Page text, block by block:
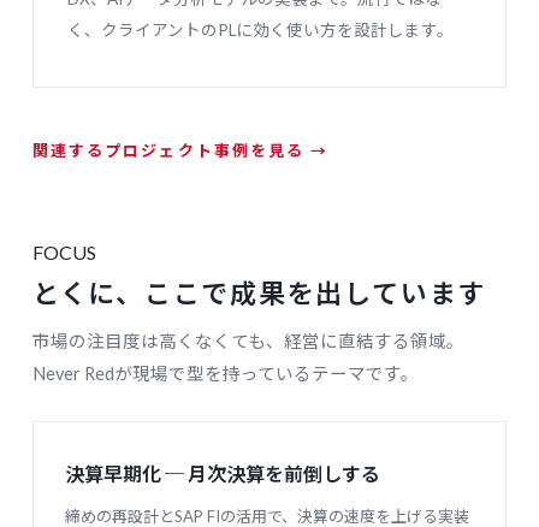
く、クライアントのPLに効く使い方を設計します。
関連するプロジェクト事例を見る →
FOCUS
とくに、ここで成果を出しています
市場の注目度は高くなくても、経営に直結する領域。
Never Redが現場で型を持っているテーマです。
決算早期化 ─ 月次決算を前倒しする
締めの再設計とSAP FIの活用で、決算の速度を上げる実装